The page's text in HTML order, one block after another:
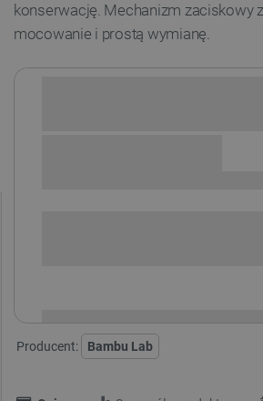
konserwację. Mechanizm zaciskowy
mocowanie i prostą wymianę.
Producent: Bambu Lab